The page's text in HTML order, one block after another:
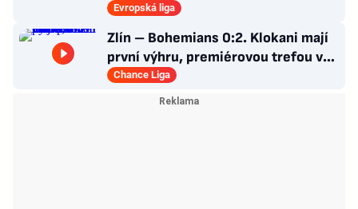
nezblbne...
Evropská liga
Zlín – Bohemians 0:2. Klokani mají
první výhru, premiérovou trefou v
lize rozhodl Mirvald
Chance Liga